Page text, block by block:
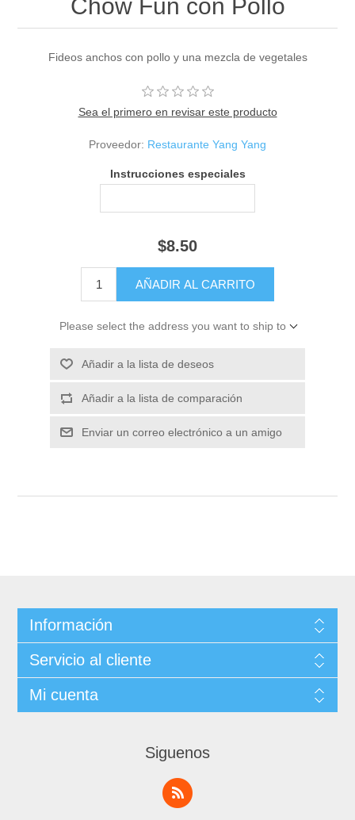
Chow Fun con Pollo
Fideos anchos con pollo y una mezcla de vegetales
Sea el primero en revisar este producto
Proveedor: Restaurante Yang Yang
Instrucciones especiales
$8.50
Please select the address you want to ship to
Información
Servicio al cliente
Mi cuenta
Siguenos